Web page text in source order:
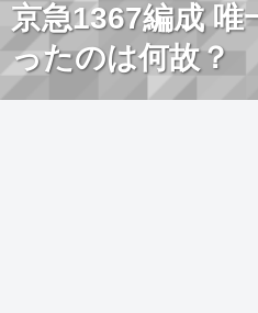
京急1367編成 唯
ったのは何故？